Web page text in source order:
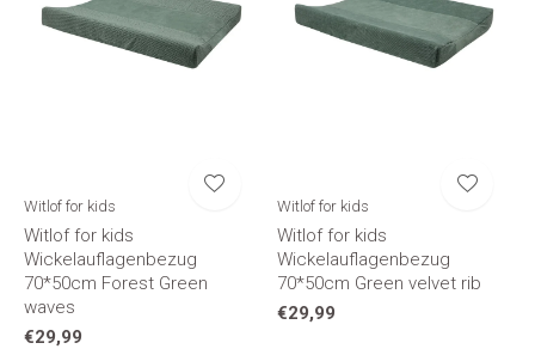
Witlof for kids
Witlof for kids
Wickelauflagenbezug
70*50cm Forest Green
waves
€29,99
Witlof for kids
Witlof for kids
Wickelauflagenbezug
70*50cm Green velvet rib
€29,99